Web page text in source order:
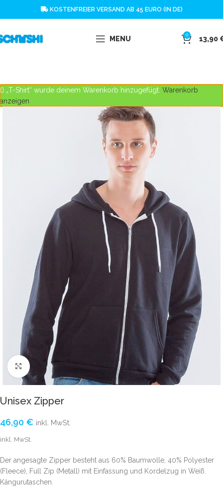
KOSTENFREIER VERSAND AB 45 EURO (IN DE)
MENU 0 13,90
„T-Shirt“ wurde deinem Warenkorb hinzugefügt. Warenkorb
anzeigen
Click to enlarge
Unisex Zipper
46,90 € inkl. MwSt.
inkl. MwSt.
Der angesagte Zipper besteht aus 60% Baumwolle, 40% Polyester
(Fleece), Full Zip (Metall) mit Einfassung und Kordelzug in Weiß.
Kängurutaschen.